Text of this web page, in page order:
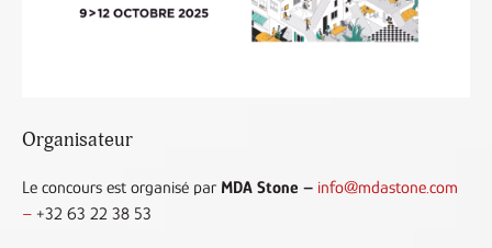
Organisateur
Le concours est organisé par MDA Stone – info@mdastone.com
– +32 63 22 38 53